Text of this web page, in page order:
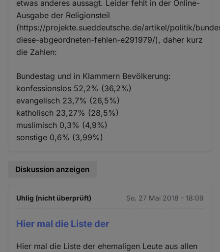
etwas anderes aussagt. Leider fehlt in der Online-
Ausgabe der Religionsteil
(https://projekte.sueddeutsche.de/artikel/politik/
diese-abgeordneten-fehlen-e291979/), daher kurz
die Zahlen:
Bundestag und in Klammern Bevölkerung:
konfessionslos 52,2% (36,2%)
evangelisch 23,7% (26,5%)
katholisch 23,27% (28,5%)
muslimisch 0,3% (4,9%)
sonstige 0,6% (3,99%)
Diskussion anzeigen
Uhlig (nicht überprüft) So. 27 Mai 2018 - 18:09
Hier mal die Liste der
Hier mal die Liste der ehemaligen Leute aus allen